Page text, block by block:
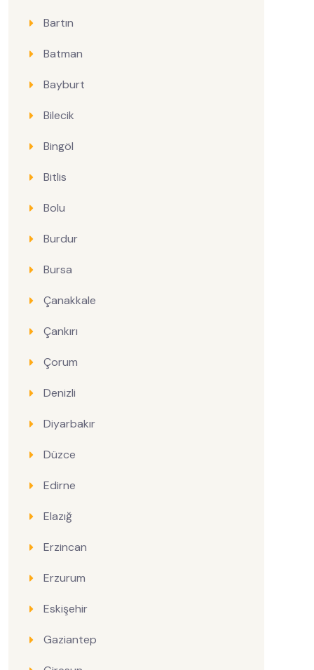
Bartın
Batman
Bayburt
Bilecik
Bingöl
Bitlis
Bolu
Burdur
Bursa
Çanakkale
Çankırı
Çorum
Denizli
Diyarbakır
Düzce
Edirne
Elazığ
Erzincan
Erzurum
Eskişehir
Gaziantep